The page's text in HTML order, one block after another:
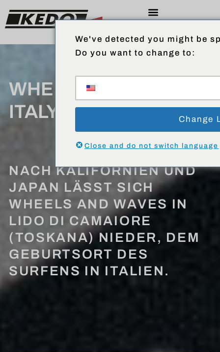
WHEELS AND WAVES
ITALY 2023
NACH KALIFORNIEN UND
JAPAN LÄSST SICH
WHEELS AND WAVES IN
LIDO DI CAMAIORE
(TOSKANA) NIEDER, DEM
GEBURTSORT DES
SURFENS IN ITALIEN.
We've detected you might be
Do you want to change to:
Change
Close and do not switch language